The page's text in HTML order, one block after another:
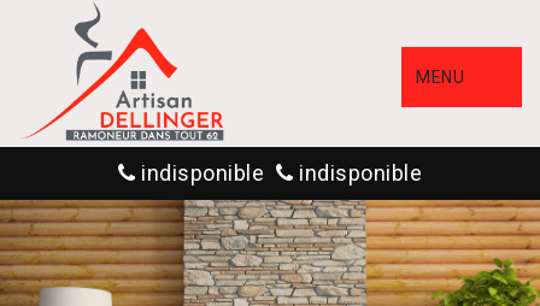
MENU
indisponible indisponible